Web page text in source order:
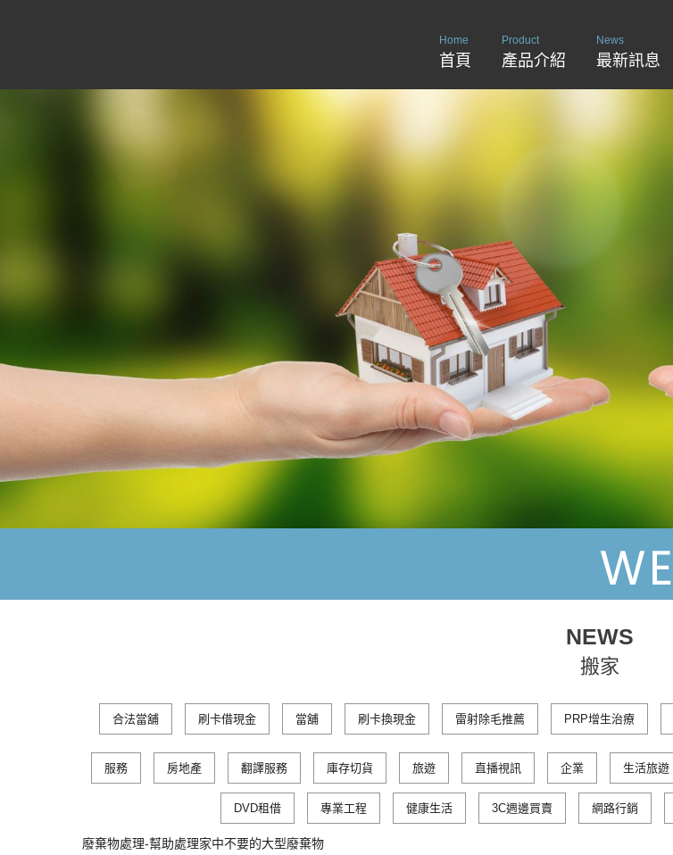
Home
首頁
Product
產品介紹
News
最新訊息
NEWS
搬家
合法當舖 刷卡借現金 當舖 刷卡換現金 雷射除毛推薦 PRP增生治療
服務 房地產 翻譯服務 庫存切貨 旅遊 直播視訊 企業 生活旅遊
DVD租借 專業工程 健康生活 3C週邊買賣 網路行銷
廢棄物處理-幫助處理家中不要的大型廢棄物